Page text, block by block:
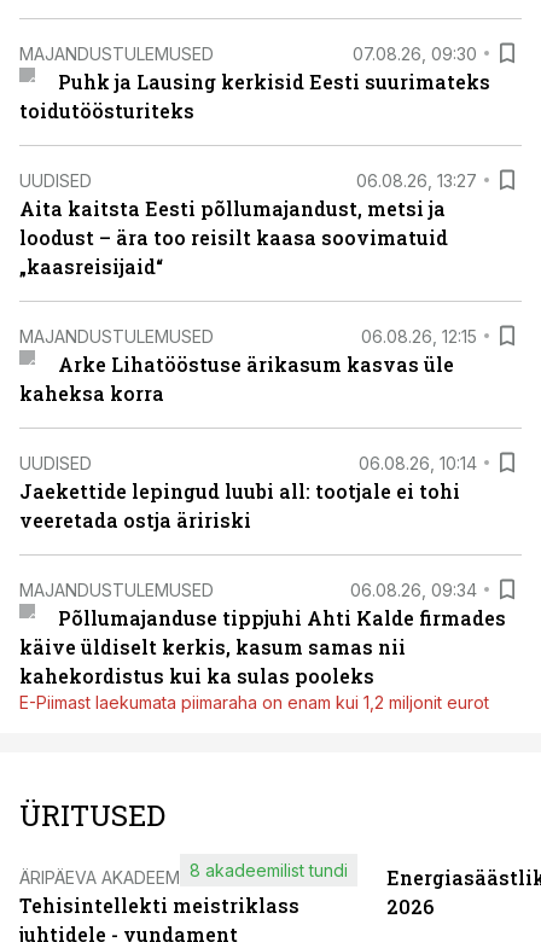
MAJANDUSTULEMUSED 07.08.26, 09:30
Puhk ja Lausing kerkisid Eesti suurimateks
toidutöösturiteks
UUDISED 06.08.26, 13:27
Aita kaitsta Eesti põllumajandust, metsi ja
loodust – ära too reisilt kaasa soovimatuid
„kaasreisijaid“
MAJANDUSTULEMUSED 06.08.26, 12:15
Arke Lihatööstuse ärikasum kasvas üle
kaheksa korra
UUDISED 06.08.26, 10:14
Jaekettide lepingud luubi all: tootjale ei tohi
veeretada ostja äririski
MAJANDUSTULEMUSED 06.08.26, 09:34
Põllumajanduse tippjuhi Ahti Kalde firmades
käive üldiselt kerkis, kasum samas nii
kahekordistus kui ka sulas pooleks
E-Piimast laekumata piimaraha on enam kui 1,2 miljonit eurot
ÜRITUSED
ÄRIPÄEVA AKADEEMIA
Tehisintellekti meistriklass
juhtidele - vundament
8 akadeemilist tundi
2026